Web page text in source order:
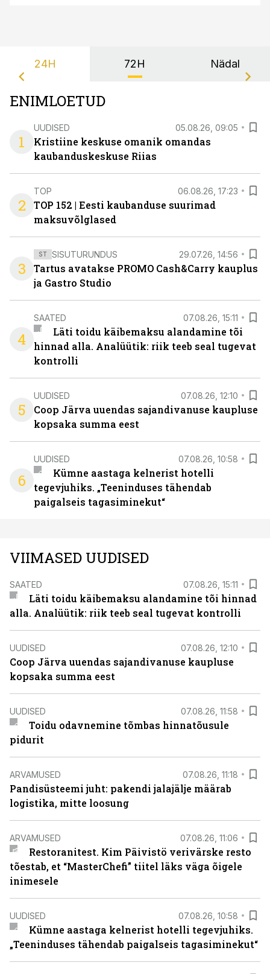
24H 72H Nädal
ENIMLOETUD
1
UUDISED 05.08.26, 09:05
Kristiine keskuse omanik omandas
kaubanduskeskuse Riias
2
TOP 06.08.26, 17:23
TOP 152 | Eesti kaubanduse suurimad
maksuvõlglased
3
ST SISUTURUNDUS 29.07.26, 14:56
Tartus avatakse PROMO Cash&Carry kauplus
ja Gastro Studio
4
SAATED 07.08.26, 15:11
Läti toidu käibemaksu alandamine tõi
hinnad alla. Analüütik: riik teeb seal tugevat
kontrolli
5
UUDISED 07.08.26, 12:10
Coop Järva uuendas sajandivanuse kaupluse
kopsaka summa eest
6
UUDISED 07.08.26, 10:58
Kümne aastaga kelnerist hotelli
tegevjuhiks. „Teeninduses tähendab
paigalseis tagasiminekut“
VIIMASED UUDISED
SAATED 07.08.26, 15:11
Läti toidu käibemaksu alandamine tõi hinnad
alla. Analüütik: riik teeb seal tugevat kontrolli
UUDISED 07.08.26, 12:10
Coop Järva uuendas sajandivanuse kaupluse
kopsaka summa eest
UUDISED 07.08.26, 11:58
Toidu odavnemine tõmbas hinnatõusule
pidurit
ARVAMUSED 07.08.26, 11:18
Pandisüsteemi juht: pakendi jalajälje määrab
logistika, mitte loosung
ARVAMUSED 07.08.26, 11:06
Restoranitest. Kim Päivistö verivärske resto
tõestab, et “MasterChefi” tiitel läks väga õigele
inimesele
UUDISED 07.08.26, 10:58
Kümne aastaga kelnerist hotelli tegevjuhiks.
„Teeninduses tähendab paigalseis tagasiminekut“